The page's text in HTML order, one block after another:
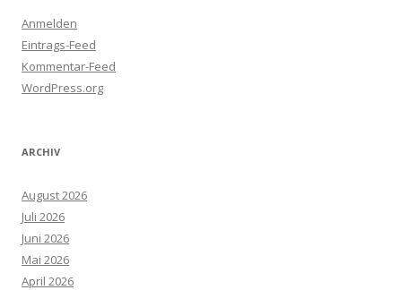
Anmelden
Eintrags-Feed
Kommentar-Feed
WordPress.org
ARCHIV
August 2026
Juli 2026
Juni 2026
Mai 2026
April 2026